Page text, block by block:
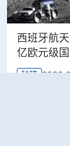
西班牙航
亿欧元级
科研 2026-